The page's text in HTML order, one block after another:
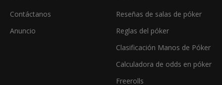
Contáctanos
Anuncio
Reseñas de salas de póker
Reglas del póker
Clasificación Manos de Póker
Calculadora de odds en póker
Freerolls